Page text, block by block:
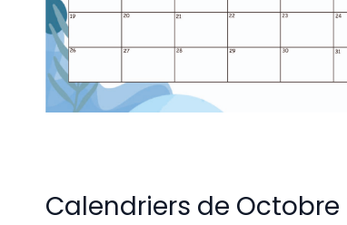
Calendriers de